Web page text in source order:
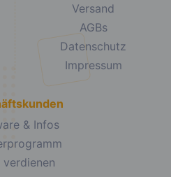
Versand
AGBs
Datenschutz
Impressum
& Infos
verdienen